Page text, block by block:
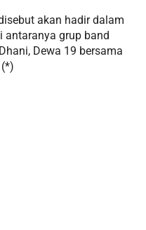
akan hadir dalam
antaranya grup band
Dewa 19 bersama